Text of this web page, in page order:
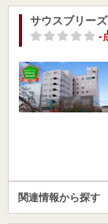
サウスブリー
-
関連情報から探す